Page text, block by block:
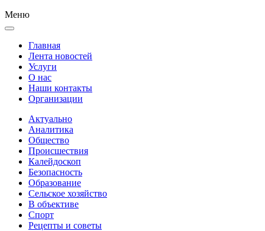
Меню
Главная
Лента новостей
Услуги
О нас
Наши контакты
Организации
Актуально
Аналитика
Общество
Происшествия
Калейдоскоп
Безопасность
Образование
Сельское хозяйство
В объективе
Спорт
Рецепты и советы